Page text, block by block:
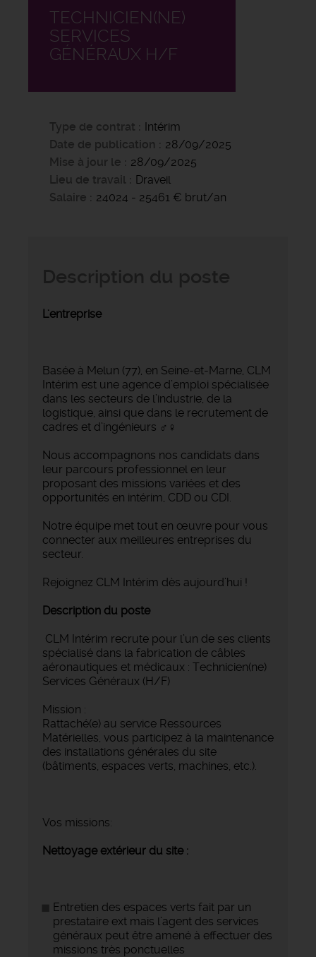
TECHNICIEN(NE)
SERVICES
GÉNÉRAUX H/F
Type de contrat
Intérim
Date de publication
28/09/2025
Mise à jour le
28/09/2025
Lieu de travail
Draveil
Salaire
24024 - 25461 € brut/an
L'entreprise
Basée à Melun (77), en Seine-et-Marne, CLM
Intérim est une agence d’emploi spécialisée
dans les secteurs de l’industrie, de la
logistique, ainsi que dans le recrutement de
cadres et d’ingénieurs ‍♂️‍♀️
Nous accompagnons nos candidats dans
leur parcours professionnel en leur
proposant des missions variées et des
opportunités en intérim, CDD ou CDI.
Notre équipe met tout en œuvre pour vous
connecter aux meilleures entreprises du
secteur.
Rejoignez CLM Intérim dès aujourd’hui !
Description du poste
CLM Intérim recrute pour l’un de ses clients
spécialisé dans la fabrication de câbles
aéronautiques et médicaux : Technicien(ne)
Services Généraux (H/F)
Mission :
Rattaché(e) au service Ressources
Matérielles, vous participez à la maintenance
des installations générales du site
(bâtiments, espaces verts, machines, etc.).
Vos missions:
Nettoyage extérieur du site :
Entretien des espaces verts fait par un
prestataire ext mais l’agent des services
généraux peut être amené à effectuer des
missions très ponctuelles